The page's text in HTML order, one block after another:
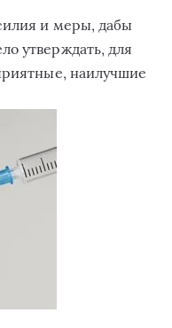
и меры, дабы
утверждать, для
наилучшие